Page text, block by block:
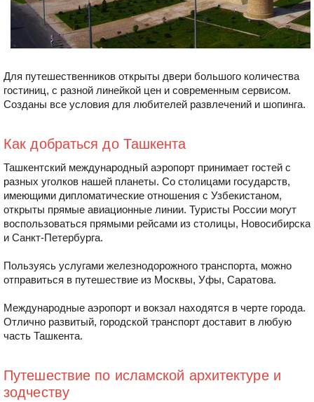
Для путешественников открыты двери большого количества
гостиниц, с разной линейкой цен и современным сервисом.
Созданы все условия для любителей развлечений и шопинга.
Как добраться до Ташкента
Ташкентский международный аэропорт принимает гостей с
разных уголков нашей планеты. Со столицами государств,
имеющими дипломатические отношения с Узбекистаном,
открыты прямые авиационные линии. Туристы России могут
воспользоваться прямыми рейсами из столицы, Новосибирска
и Санкт-Петербурга.
Пользуясь услугами железнодорожного транспорта, можно
отправиться в путешествие из Москвы, Уфы, Саратова.
Международные аэропорт и вокзал находятся в черте города.
Отлично развитый, городской транспорт доставит в любую
часть Ташкента.
Путешествие по исламской архитектуре и
зодчеству